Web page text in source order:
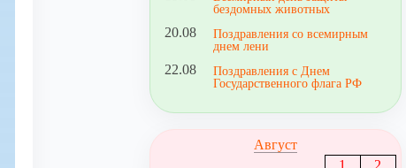
бездомных животных
20.08
Поздравления со всемирным
днем лени
22.08
Поздравления с Днем
Государственного флага РФ
Август
1
2